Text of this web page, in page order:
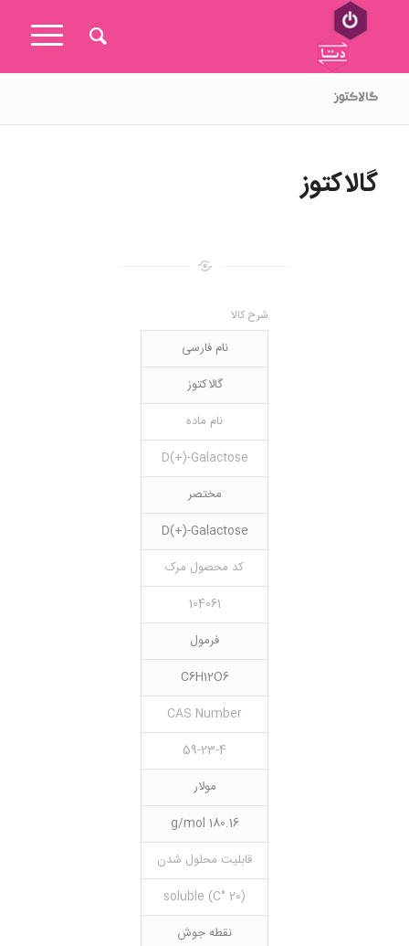
گالاکتوز
گالاکتوز
شرح کالا
نام فارسی
گالاکتوز
نام ماده
D(+)-Galactose
مختصر
D(+)-Galactose
کد محصول مرک
104061
فرمول
C6H12O6
CAS Number
59-23-4
مولار
180.16 g/mol
قابلیت محلول شدن
(20 °C) soluble
نقطه جوش